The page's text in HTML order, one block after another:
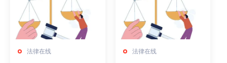
法律在线 法律在线